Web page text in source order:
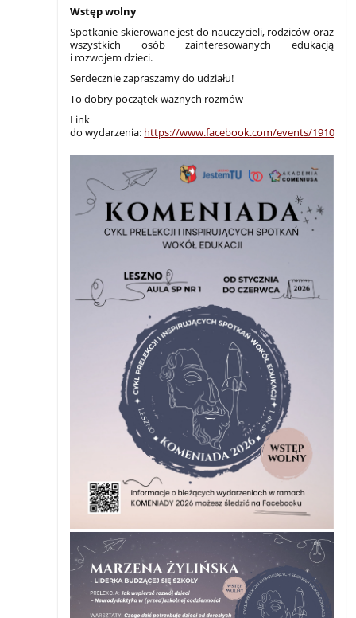
Wstęp wolny
Spotkanie skierowane jest do nauczycieli, rodziców oraz
wszystkich osób zainteresowanych edukacją
i rozwojem dzieci.
Serdecznie zapraszamy do udziału!
To dobry początek ważnych rozmów
Link
do wydarzenia: https://www.facebook.com/events/